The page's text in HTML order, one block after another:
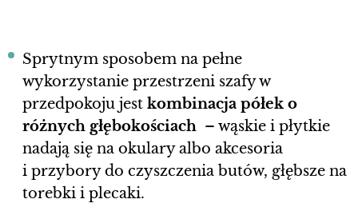
Sprytnym sposobem na pełne
wykorzystanie przestrzeni szafy w
przedpokoju jest kombinacja półek o
różnych głębokościach – wąskie i płytkie
nadają się na okulary albo akcesoria
i przybory do czyszczenia butów, głębsze na
torebki i plecaki.